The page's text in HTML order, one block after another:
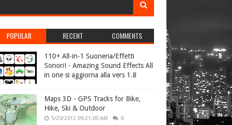
POPULAR RECENT COMMENTS
110+ All-in-1 Suoneria/Effetti
Sonori! - Amazing Sound Effects All
in one si aggiorna alla vers 1.8
Maps 3D - GPS Tracks for Bike,
Hike, Ski & Outdoor
5/20/2012 09:21:00 AM 0